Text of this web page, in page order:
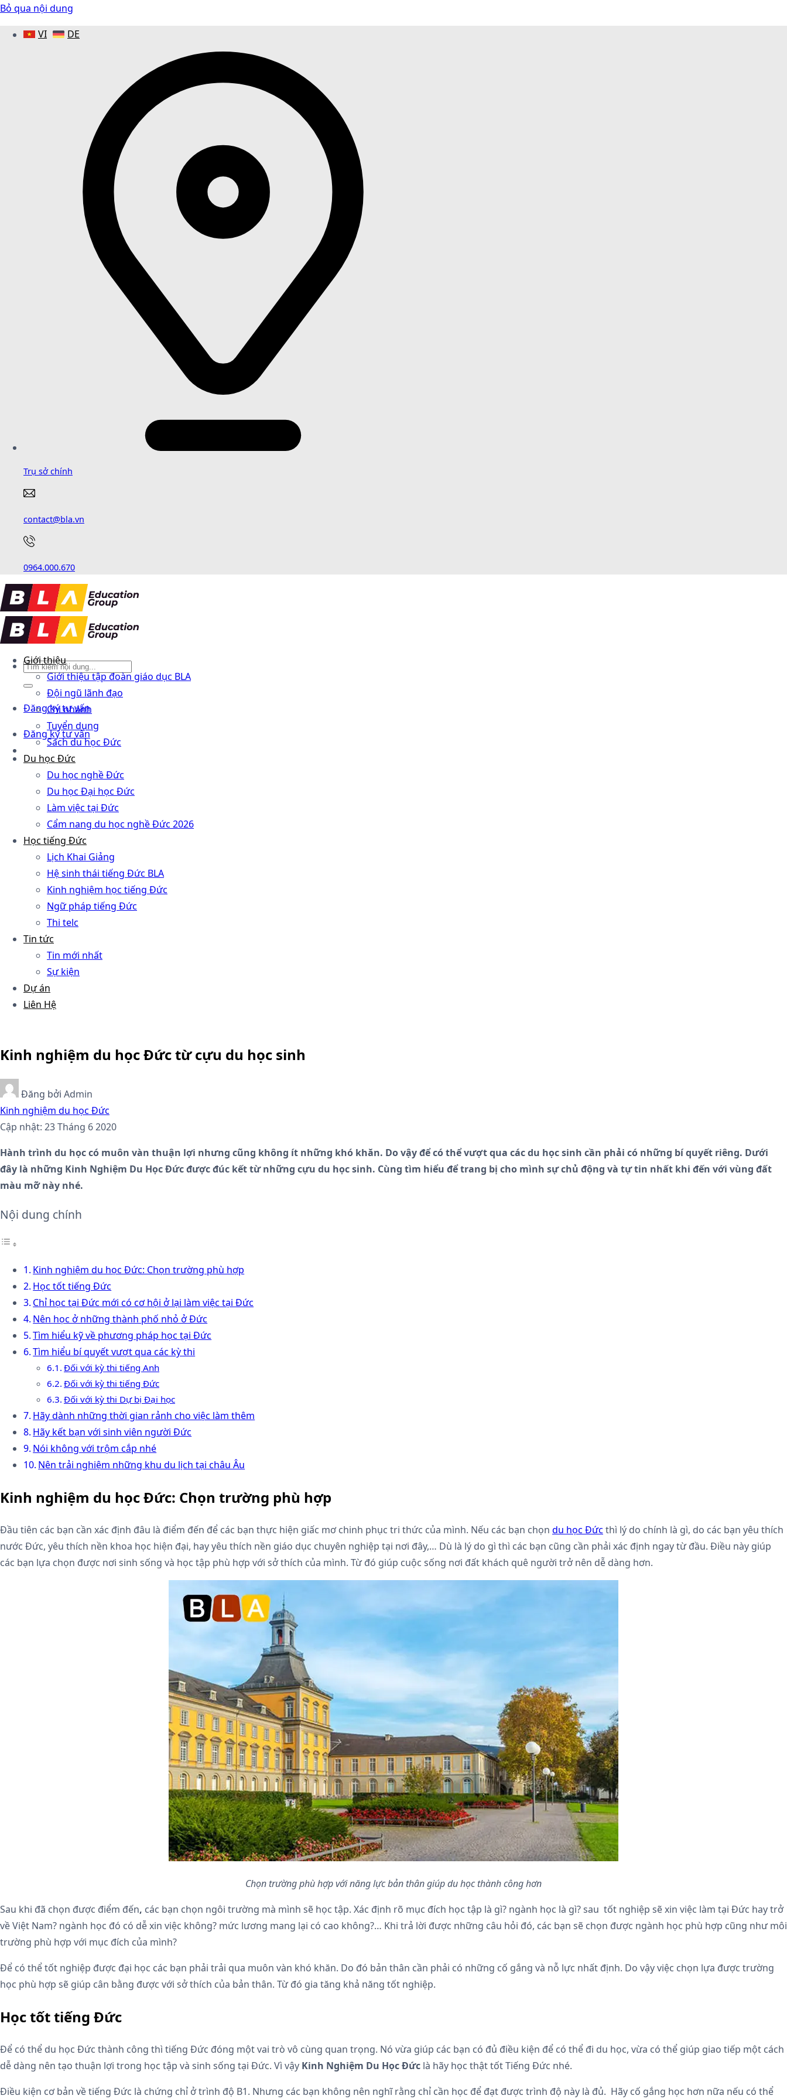
Bỏ qua nội dung
VI
DE
Trụ sở chính
contact@bla.vn
0964.000.670
Đăng ký tư vấn
Đăng ký tư vấn
Giới thiệu
Giới thiệu tập đoàn giáo dục BLA
Đội ngũ lãnh đạo
Chi nhánh
Tuyển dụng
Sách du học Đức
Du học Đức
Du học nghề Đức
Du học Đại học Đức
Làm việc tại Đức
Cẩm nang du học nghề Đức 2026
Học tiếng Đức
Lịch Khai Giảng
Hệ sinh thái tiếng Đức BLA
Kinh nghiệm học tiếng Đức
Ngữ pháp tiếng Đức
Thi telc
Tin tức
Tin mới nhất
Sự kiện
Dự án
Liên Hệ
Kinh nghiệm du học Đức từ cựu du học sinh
Đăng bởi Admin
Kinh nghiệm du học Đức
Cập nhật: 23 Tháng 6 2020
Hành trình du học có muôn vàn thuận lợi nhưng cũng không ít những khó khăn. Do vậy để có thể vượt qua các du học sinh cần phải có những bí quyết riêng. Dưới
đây là những Kinh Nghiệm Du Học Đức được đúc kết từ những cựu du học sinh. Cùng tìm hiểu để trang bị cho mình sự chủ động và tự tin nhất khi đến với vùng đất
màu mỡ này nhé.
Nội dung chính
Kinh nghiệm du học Đức: Chọn trường phù hợp
Học tốt tiếng Đức
Chỉ học tại Đức mới có cơ hội ở lại làm việc tại Đức
Nên học ở những thành phố nhỏ ở Đức
Tìm hiểu kỹ về phương pháp học tại Đức
Tìm hiểu bí quyết vượt qua các kỳ thi
Đối với kỳ thi tiếng Anh
Đối với kỳ thi tiếng Đức
Đối với kỳ thi Dự bị Đại học
Hãy dành những thời gian rảnh cho việc làm thêm
Hãy kết bạn với sinh viên người Đức
Nói không với trộm cắp nhé
Nên trải nghiệm những khu du lịch tại châu Âu
Kinh nghiệm du học Đức: Chọn trường phù hợp
Đầu tiên các bạn cần xác định đâu là điểm đến để các bạn thực hiện giấc mơ chinh phục tri thức của mình. Nếu các bạn chọn du học Đức thì lý do chính là gì, do các bạn yêu thích
nước Đức, yêu thích nền khoa học hiện đại, hay yêu thích nền giáo dục chuyên nghiệp tại nơi đây,… Dù là lý do gì thì các bạn cũng cần phải xác định ngay từ đầu. Điều này giúp
các bạn lựa chọn được nơi sinh sống và học tập phù hợp với sở thích của mình. Từ đó giúp cuộc sống nơi đất khách quê người trở nên dễ dàng hơn.
Chọn trường phù hợp với năng lực bản thân giúp du học thành công hơn
Sau khi đã chọn được điểm đến, các bạn chọn ngôi trường mà mình sẽ học tập. Xác định rõ mục đích học tập là gì? ngành học là gì? sau tốt nghiệp sẽ xin việc làm tại Đức hay trở
về Việt Nam? ngành học đó có dễ xin việc không? mức lương mang lại có cao không?… Khi trả lời được những câu hỏi đó, các bạn sẽ chọn được ngành học phù hợp cũng như môi
trường phù hợp với mục đích của mình?
Để có thể tốt nghiệp được đại học các bạn phải trải qua muôn vàn khó khăn. Do đó bản thân cần phải có những cố gắng và nỗ lực nhất định. Do vậy việc chọn lựa được trường
học phù hợp sẽ giúp cân bằng được với sở thích của bản thân. Từ đó gia tăng khả năng tốt nghiệp.
Học tốt tiếng Đức
Để có thể du học Đức thành công thì tiếng Đức đóng một vai trò vô cùng quan trọng. Nó vừa giúp các bạn có đủ điều kiện để có thể đi du học, vừa có thể giúp giao tiếp một cách
dễ dàng nên tạo thuận lợi trong học tập và sinh sống tại Đức. Vì vậy Kinh Nghiệm Du Học Đức là hãy học thật tốt Tiếng Đức nhé.
Điều kiện cơ bản về tiếng Đức là chứng chỉ ở trình độ B1. Nhưng các bạn không nên nghĩ rằng chỉ cần học để đạt được trình độ này là đủ. Hãy cố gắng học hơn nữa nếu có thể